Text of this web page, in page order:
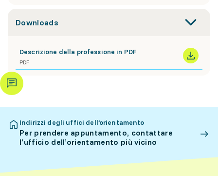
Downloads
Descrizione della professione in PDF
PDF
Indirizzi degli uffici dell’orientamento
Per prendere appuntamento, contattare
l’ufficio dell’orientamento più vicino